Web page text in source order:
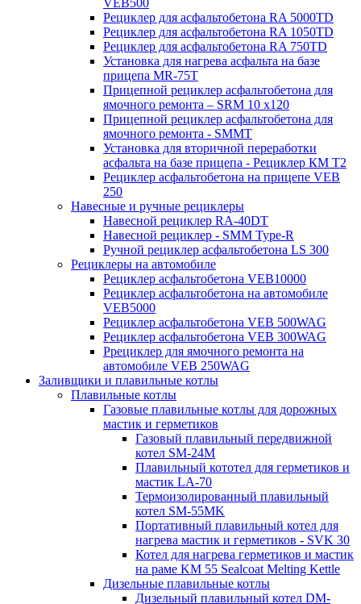
VEB500
Рециклер для асфальтобетона RA 5000TD
Рециклер для асфальтобетона RA 1050TD
Рециклер для асфальтобетона RA 750TD
Установка для нагрева асфальта на базе
прицепа MR-75T
Прицепной рециклер асфальтобетона для
ямочного ремонта – SRM 10 x120
Прицепной рециклер асфальтобетона для
ямочного ремонта - SMMT
Установка для вторичной переработки
асфальта на базе прицепа - Рециклер КМ T2
Рециклер асфальтобетона на прицепе VEB
250
Навесные и ручные рециклеры
Навесной рециклер RA-40DT
Навесной рециклер - SMM Type-R
Ручной рециклер асфальтобетона LS 300
Рециклеры на автомобиле
Рециклер асфальтобетона VEB10000
Рециклер асфальтобетона на автомобиле
VEB5000
Рециклер асфальтобетона VEB 500WAG
Рециклер асфальтобетона VEB 300WAG
Ррециклер для ямочного ремонта на
автомобиле VEB 250WAG
Заливщики и плавильные котлы
Плавильные котлы
Газовые плавильные котлы для дорожных
мастик и герметиков
Газовый плавильный передвижной
котел SM-24M
Плавильный кототел для герметиков и
мастик LA-70
Термоизолированный плавильный
котел SM-55MK
Портативный плавильный котел для
нагрева мастик и герметиков - SVK 30
Котел для нагрева герметиков и мастик
на раме KM 55 Sealcoat Melting Kettle
Дизельные плавильные котлы
Дизельный плавильный котел DM-